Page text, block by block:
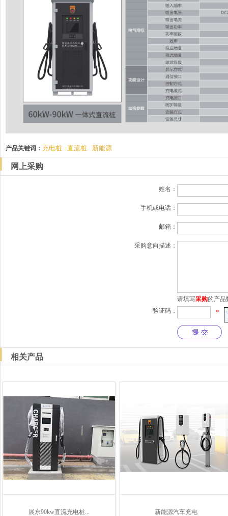
产品关键词： 充电桩 直流桩 新能源
网上采购
姓名：
手机或电话：
邮箱：
采购意向描述：
请填写采购的产品
验证码：
*
相关产品
展东90kw直流充电桩... 新能源汽车充电